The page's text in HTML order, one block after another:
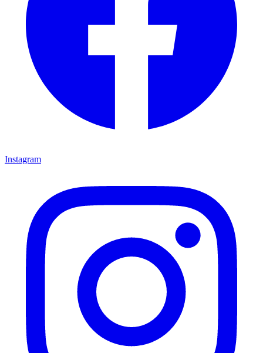
Instagram